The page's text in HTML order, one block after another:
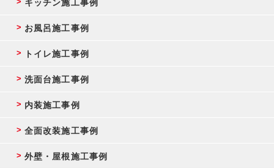
キッチン施工事例
お風呂施工事例
トイレ施工事例
洗面台施工事例
内装施工事例
全面改装施工事例
外壁・屋根施工事例